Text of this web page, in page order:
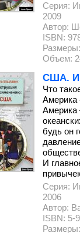
Серия:
2009
Автор:
ISBN:
Объем:
США.
Что
Америка
Америка
будь он
И
Серия:
2006
Автор:
ISBN: 5-